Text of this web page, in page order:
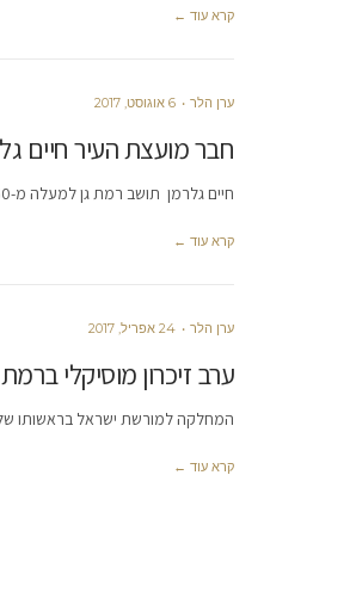
קרא עוד ←
ערן הלר 6 אוגוסט, 2017
חבר מועצת העיר חיים
חיים גלרמן תושב רמת גן למעלה מ-60 שנים וחבר מועצת רמת גן, המתין עד שהילדים יגדלו כדי להיכנס לעשייה הציבורית.
קרא עוד ←
ערן הלר 24 אפריל, 2017
ערב זיכרון מוסיקלי ברמת
המחלקה למורשת ישראל בראשותו של
קרא עוד ←